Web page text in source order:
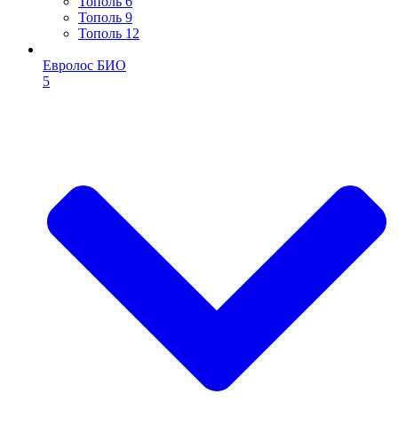
Тополь 9
Тополь 12
Евролос БИО
5